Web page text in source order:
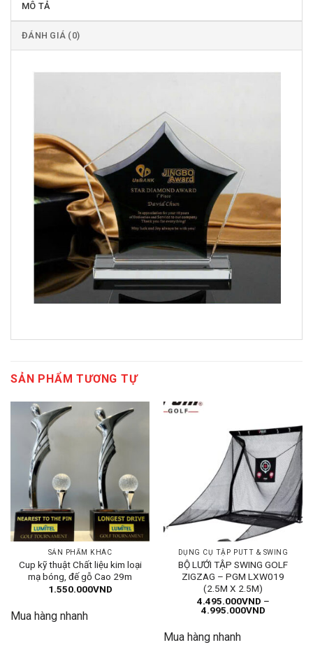
MÔ TẢ
ĐÁNH GIÁ (0)
SẢN PHẨM TƯƠNG TỰ
SẢN PHẨM KHÁC
Cup kỹ thuật Chất liệu kim loại
mạ bóng, đế gỗ Cao 29m
1.550.000VND
Mua hàng nhanh
DỤNG CỤ TẬP PUTT & SWING
BỘ LƯỚI TẬP SWING GOLF
ZIGZAG – PGM LXW019
(2.5M X 2.5M)
4.495.000VND –
4.995.000VNDKhoảng
Mua hàng nhanh